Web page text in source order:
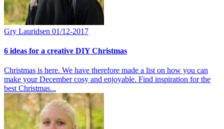
Gry Lauridsen 01/12-2017
6 ideas for a creative DIY Christmas
Christmas is here. We have therefore made a list on how you can
make your December cosy and enjoyable. Find inspiration for the
best Christmas...